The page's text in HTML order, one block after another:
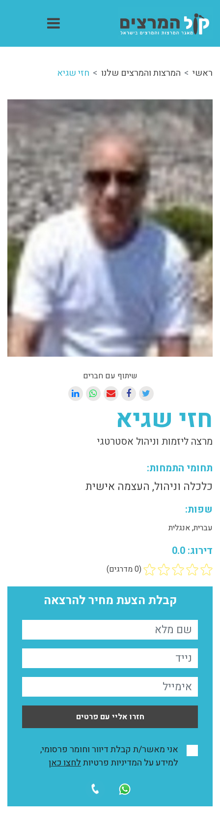
ראשי המרצות והמרצים שלנו חזי שגיא
שיתוף עם חברים
חזי שגיא
מרצה ליזמות וניהול אסטרטגי
תחומי התמחות:
כלכלה וניהול, העצמה אישית
שפות:
עברית, אנגלית
דירוג: 0.0
(0 מדרגים)
קבלת הצעת מחיר להרצאה
חזרו אליי עם פרטים
אני מאשר/ת קבלת דיוור וחומר פרסומי,
למידע על המדיניות פרטיותלחצו כאן